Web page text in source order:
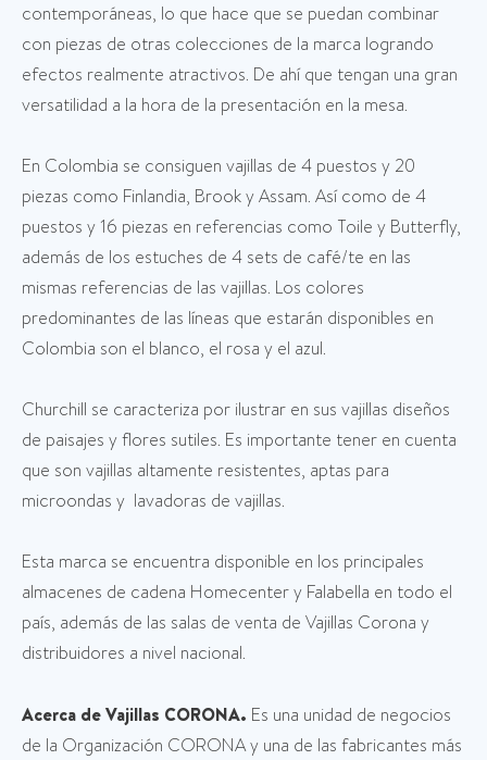
contemporáneas, lo que hace que se puedan combinar
con piezas de otras colecciones de la marca logrando
efectos realmente atractivos. De ahí que tengan una gran
versatilidad a la hora de la presentación en la mesa.
En Colombia se consiguen vajillas de 4 puestos y 20
piezas como Finlandia, Brook y Assam. Así como de 4
puestos y 16 piezas en referencias como Toile y Butterfly,
además de los estuches de 4 sets de café/te en las
mismas referencias de las vajillas. Los colores
predominantes de las líneas que estarán disponibles en
Colombia son el blanco, el rosa y el azul.
Churchill se caracteriza por ilustrar en sus vajillas diseños
de paisajes y flores sutiles. Es importante tener en cuenta
que son vajillas altamente resistentes, aptas para
microondas y lavadoras de vajillas.
Esta marca se encuentra disponible en los principales
almacenes de cadena Homecenter y Falabella en todo el
país, además de las salas de venta de Vajillas Corona y
distribuidores a nivel nacional.
Acerca de Vajillas CORONA. Es una unidad de negocios
de la Organización CORONA y una de las fabricantes más